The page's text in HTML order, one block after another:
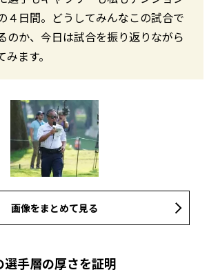
４日間。どうしてみんなこの試合で
のか、今日は試合を振り返りながら
ます。
画像をまとめて見る
選手層の厚さを証明